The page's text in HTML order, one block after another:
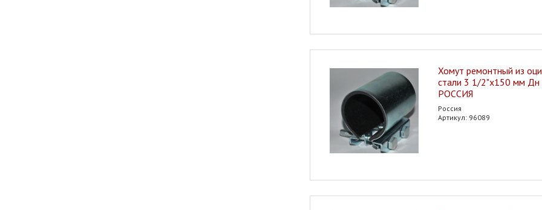
Хомут ремонтный из
стали 3 1/2"х150 мм
РОССИЯ
Россия
Артикул: 96089